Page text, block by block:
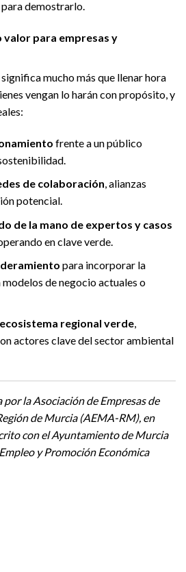
demostrarlo.
valor para empresas y
mucho más que llenar hora
vengan lo harán con propósito, y
frente a un público
de colaboración, alianzas
potencial.
de la mano de expertos y casos
en clave verde.
para incorporar la
de negocio actuales o
regional verde,
actores clave del sector ambiental
la Asociación de Empresas de
de Murcia (AEMA-RM), en
con el Ayuntamiento de Murcia
y Promoción Económica